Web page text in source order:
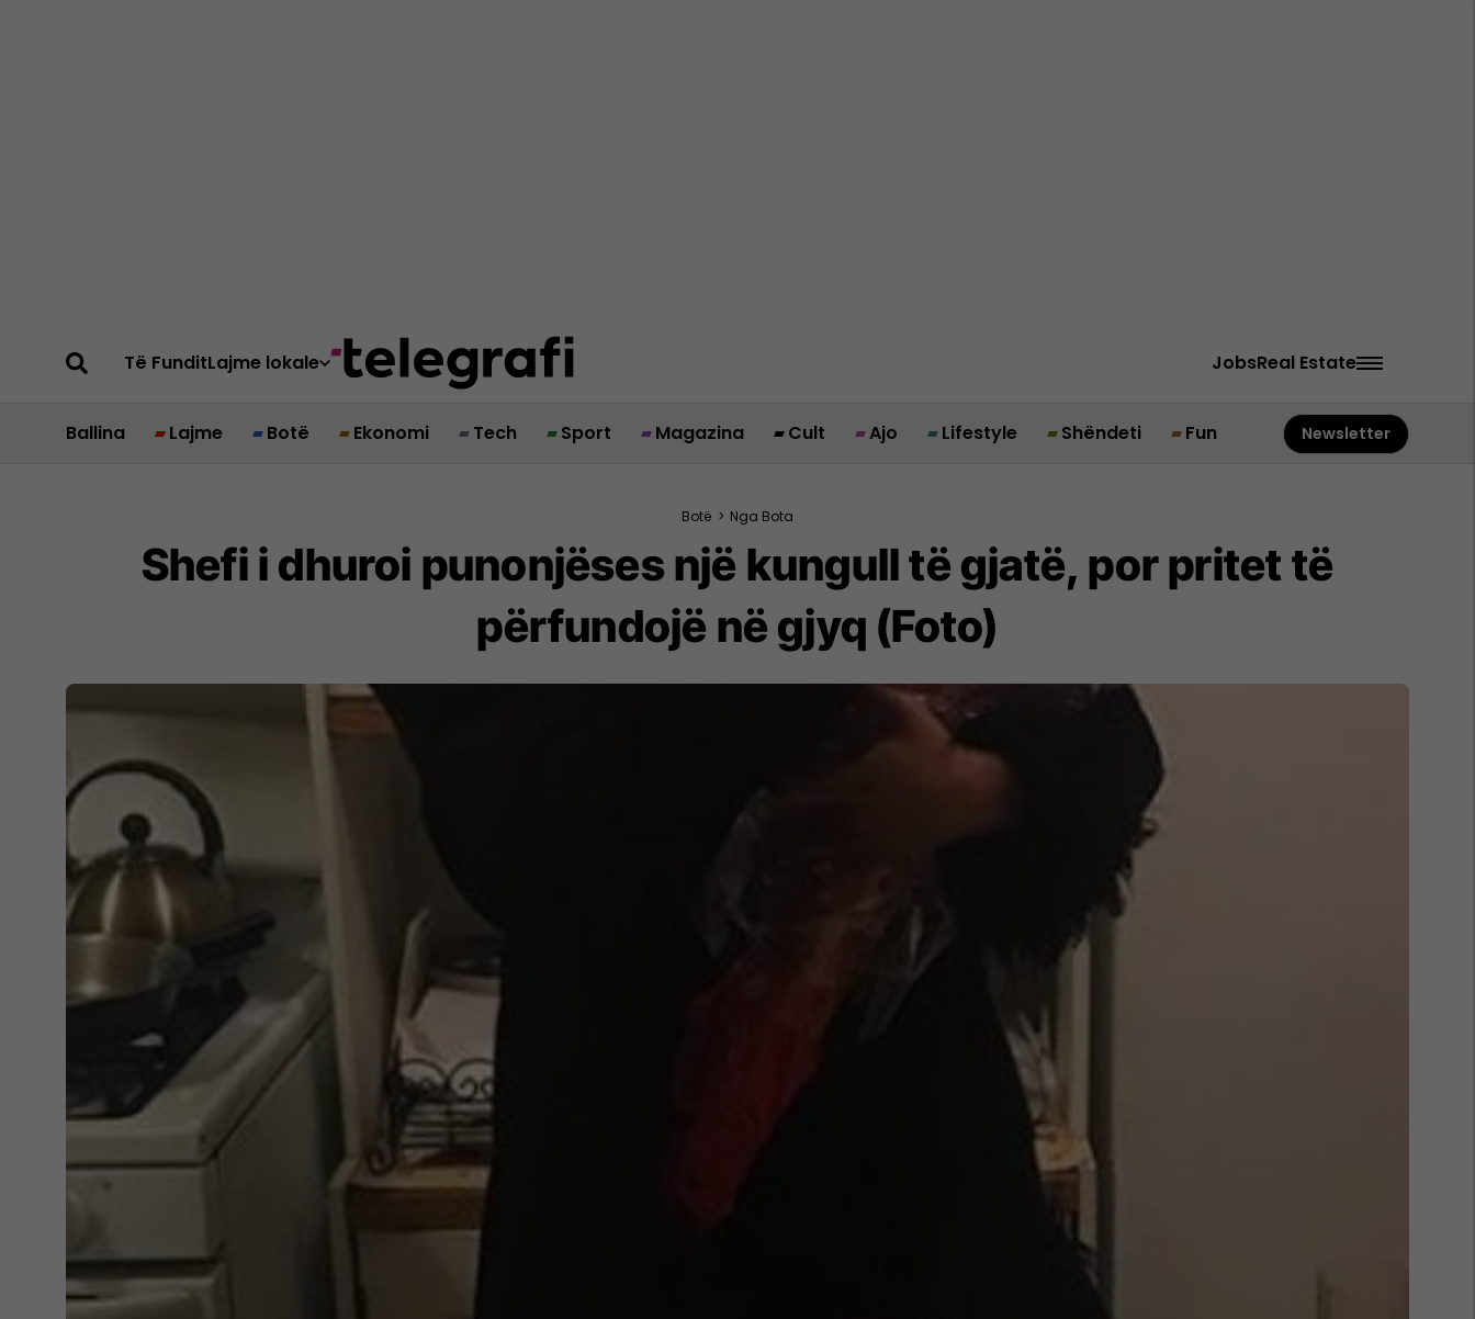
Të FunditLajme lokale JobsReal Estate
Ballina Lajme Botë Ekonomi Tech Sport Magazina Cult Ajo Lifestyle Shëndeti Fun Newsletter
Botë > Nga Bota
Shefi i dhuroi punonjëses një kungull të gjatë, por pritet të
përfundojë në gjyq (Foto)